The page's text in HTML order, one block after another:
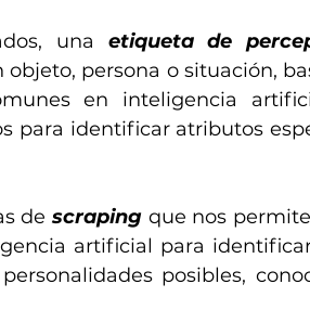
una etiqueta de
persona o situación,
en inteligencia
para identificar atributos
de scraping que nos
artificial para
posibles,